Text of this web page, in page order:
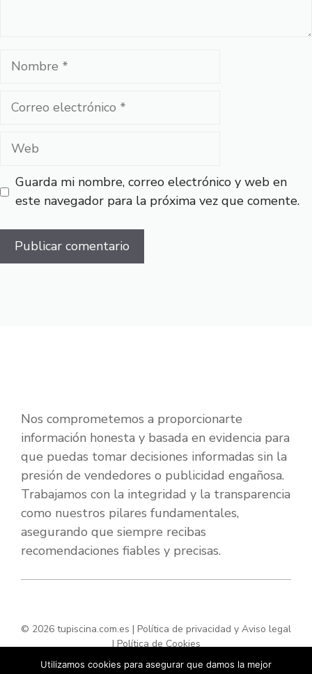
Nombre
Correo
Web
Guarda mi nombre, correo electrónico y web en
este navegador para la próxima vez que comente.
Nos comprometemos a proporcionarte
información honesta y basada en evidencia para
que puedas tomar decisiones informadas sin la
presión de vendedores o publicidad engañosa.
Trabajamos con la integridad y la transparencia
como nuestros pilares fundamentales,
asegurando que siempre recibas
recomendaciones fiables y precisas.
© 2026 tupiscina.com.es | Política de privacidad y Aviso legal
|Política de Cookies
Utilizamos cookies para asegurar que damos la mejor